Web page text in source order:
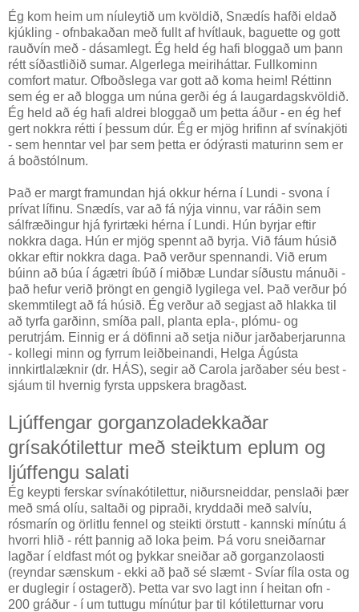
Ég kom heim um níuleytið um kvöldið, Snædís hafði eldað
kjúkling - ofnbakaðan með fullt af hvítlauk, baguette og gott
rauðvín með - dásamlegt. Ég held ég hafi bloggað um þann
rétt síðastliðið sumar. Algerlega meiriháttar. Fullkominn
comfort matur. Ofboðslega var gott að koma heim! Réttinn
sem ég er að blogga um núna gerði ég á laugardagskvöldið.
Ég held að ég hafi aldrei bloggað um þetta áður - en ég hef
gert nokkra rétti í þessum dúr. Ég er mjög hrifinn af svínakjöti
- sem henntar vel þar sem þetta er ódýrasti maturinn sem er
á boðstólnum.
Það er margt framundan hjá okkur hérna í Lundi - svona í
prívat lífinu. Snædís, var að fá nýja vinnu, var ráðin sem
sálfræðingur hjá fyrirtæki hérna í Lundi. Hún byrjar eftir
nokkra daga. Hún er mjög spennt að byrja. Við fáum húsið
okkar eftir nokkra daga. Það verður spennandi. Við erum
búinn að búa í ágætri íbúð í miðbæ Lundar síðustu mánuði -
það hefur verið þröngt en gengið lygilega vel. Það verður þó
skemmtilegt að fá húsið. Ég verður að segjast að hlakka til
að tyrfa garðinn, smíða pall, planta epla-, plómu- og
perutrjám. Einnig er á döfinni að setja niður jarðaberjarunna
- kollegi minn og fyrrum leiðbeinandi, Helga Ágústa
innkirtlalæknir (dr. HÁS), segir að Carola jarðaber séu best -
sjáum til hvernig fyrsta uppskera bragðast.
Ljúffengar gorganzoladekkaðar
grísakótilettur með steiktum eplum og
ljúffengu salati
Ég keypti ferskar svínakótilettur, niðursneiddar, penslaði þær
með smá olíu, saltaði og pipraði, kryddaði með salvíu,
rósmarín og örlitlu fennel og steikti örstutt - kannski mínútu á
hvorri hlið - rétt þannig að loka þeim. Þá voru sneiðarnar
lagðar í eldfast mót og þykkar sneiðar að gorganzolaosti
(reyndar sænskum - ekki að það sé slæmt - Svíar fíla osta og
er duglegir í ostagerð). Þetta var svo lagt inn í heitan ofn -
200 gráður - í um tuttugu mínútur þar til kótiletturnar voru